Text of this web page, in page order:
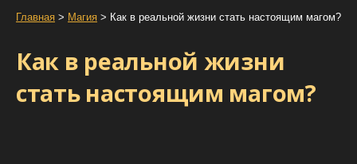
й
:
Главная > Магия > Как в реальной жизни стать настоящим магом?
Как в реальной жизни
стать настоящим магом?